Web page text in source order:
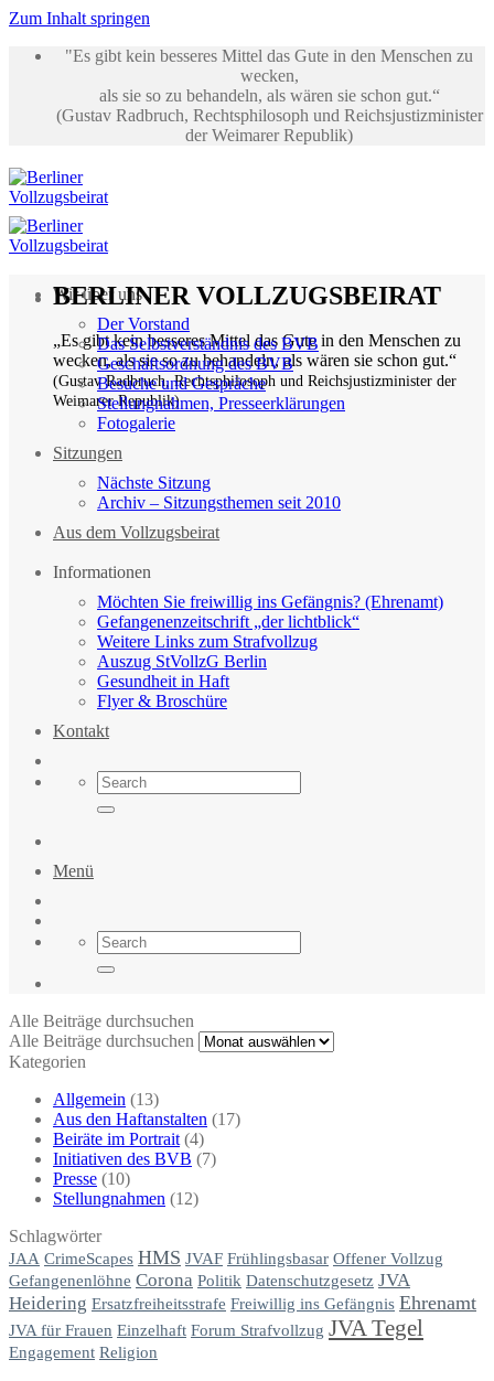
Zum Inhalt springen
"Es gibt kein besseres Mittel das Gute in den Menschen zu
wecken,
als sie so zu behandeln, als wären sie schon gut.“
(Gustav Radbruch, Rechtsphilosoph und Reichsjustizminister
der Weimarer Republik)
BERLINER VOLLZUGSBEIRAT
„Es gibt kein besseres Mittel das Gute in den Menschen zu
wecken, als sie so zu behandeln, als wären sie schon gut.“
(Gustav Radbruch, Rechtsphilosoph und Reichsjustizminister der
Weimarer Republik)
Wir über uns
Der Vorstand
Das Selbstverständnis des BVB
Geschäftsordnung des BVB
Besuche und Gespräche
Stellungnahmen, Presseerklärungen
Fotogalerie
Sitzungen
Nächste Sitzung
Archiv – Sitzungsthemen seit 2010
Aus dem Vollzugsbeirat
Informationen
Möchten Sie freiwillig ins Gefängnis? (Ehrenamt)
Gefangenenzeitschrift „der lichtblick“
Weitere Links zum Strafvollzug
Auszug StVollzG Berlin
Gesundheit in Haft
Flyer & Broschüre
Kontakt
Menü
Alle Beiträge durchsuchen
Alle Beiträge durchsuchen
Kategorien
Allgemein (13)
Aus den Haftanstalten (17)
Beiräte im Portrait (4)
Initiativen des BVB (7)
Presse (10)
Stellungnahmen (12)
Schlagwörter
JAA CrimeScapes HMS JVAF Frühlingsbasar Offener Vollzug
Gefangenenlöhne Corona Politik Datenschutzgesetz JVA
Heidering Ersatzfreiheitsstrafe Freiwillig ins Gefängnis Ehrenamt
JVA für Frauen Einzelhaft Forum Strafvollzug JVA Tegel
Engagement Religion